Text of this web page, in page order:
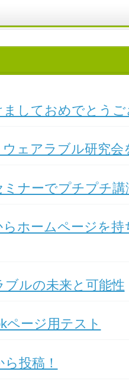
ましておめでとう
ェアラブル研究会
ミナーでプチプチ
らホームページを
ブルの未来と可能性
ページ用テスト
投稿！